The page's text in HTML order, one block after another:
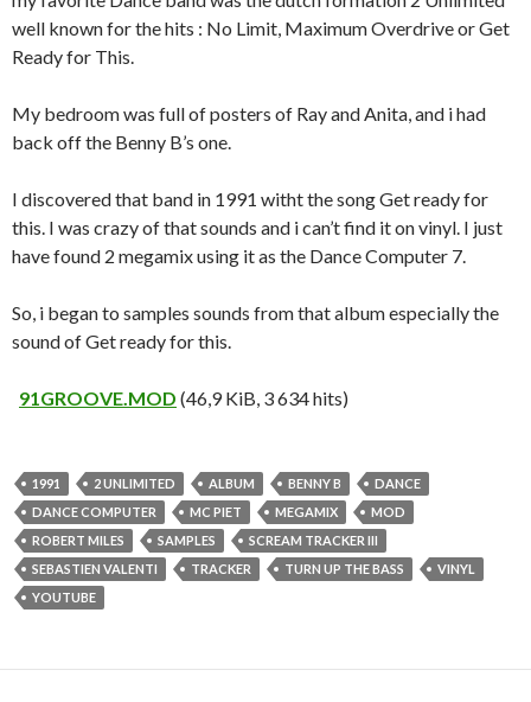
well known for the hits : No Limit, Maximum Overdrive or Get
Ready for This.
My bedroom was full of posters of Ray and Anita, and i had
back off the Benny B’s one.
I discovered that band in 1991 witht the song Get ready for
this. I was crazy of that sounds and i can’t find it on vinyl. I just
have found 2 megamix using it as the Dance Computer 7.
So, i began to samples sounds from that album especially the
sound of Get ready for this.
91GROOVE.MOD (46,9 KiB, 3 634 hits)
1991 2 UNLIMITED ALBUM BENNY B
DANCE
DANCE COMPUTER
MC PIET MEGAMIX
MOD
ROBERT MILES
SAMPLES
SCREAM TRACKER III
SEBASTIEN VALENTI
TRACKER TURN UP THE BASS
VINYL
YOUTUBE